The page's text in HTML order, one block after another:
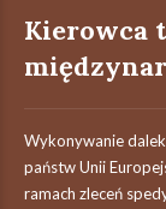
Kierowca
Wykonywanie
państw Unii
ramach zleceń